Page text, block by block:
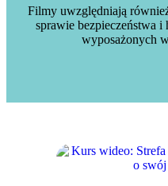
Filmy uwzględniają
sprawie bezpieczeństwa
wyposażonych